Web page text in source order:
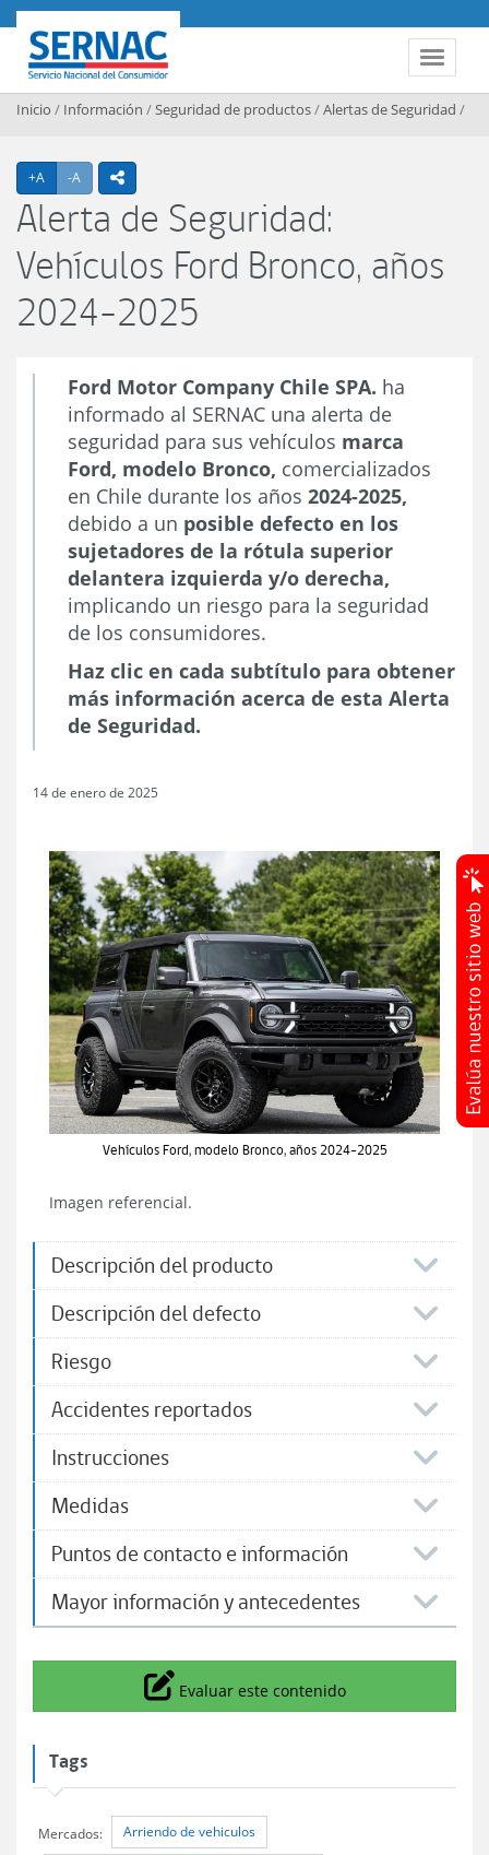
Contenido principal
Toggle
SERNAC
Inicio / Información /Seguridad de productos/Alertas de Seguridad /
+A Agrandar texto
-A Achicar textoicono compartir
Alerta de Seguridad:
Vehículos Ford Bronco, años
2024-2025
Ford Motor Company Chile SPA. ha
informado al SERNAC una alerta de
seguridad para sus vehículos marca
Ford, modelo Bronco, comercializados
en Chile durante los años 2024-2025,
debido a un posible defecto en los
sujetadores de la rótula superior
delantera izquierda y/o derecha,
implicando un riesgo para la seguridad
de los consumidores.
Haz clic en cada subtítulo para obtener
más información acerca de esta Alerta
de Seguridad.
14 de enero de 2025
Vehículos Ford, modelo Bronco, años 2024-2025
Imagen referencial.
Descripción del producto
Descripción del defecto
Riesgo
Accidentes reportados
Instrucciones
Medidas
Puntos de contacto e información
Mayor información y antecedentes
Icono
Evaluar este contenido
Tags
Mercados: Arriendo de vehiculos